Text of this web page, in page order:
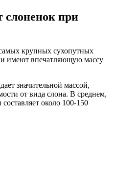
слоненок при
крупных сухопутных
имеют впечатляющую массу
значительной массой,
от вида слона. В среднем,
около 100-150